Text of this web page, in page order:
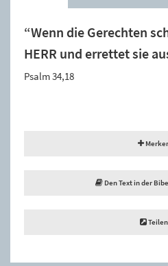
“Wenn die Gerechten
HERR und errettet sie
Psalm 34,18
Den Text in der
Teilen